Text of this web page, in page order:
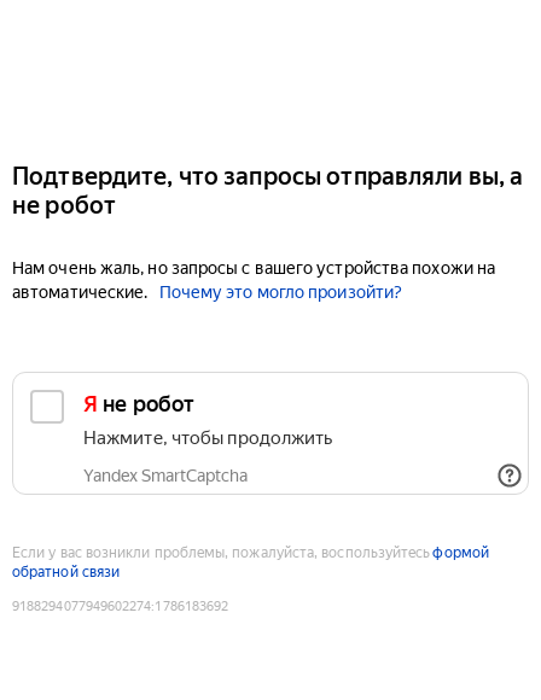
Подтвердите, что запросы отправляли вы, а
не робот
Нам очень жаль, но запросы с вашего устройства похожи на
автоматические.
Почему это могло произойти?
Я не робот
Нажмите, чтобы продолжить
Yandex SmartCaptcha
Если у вас возникли проблемы, пожалуйста, воспользуйтесьформой
обратной связи
9188294077949602274:1786183692